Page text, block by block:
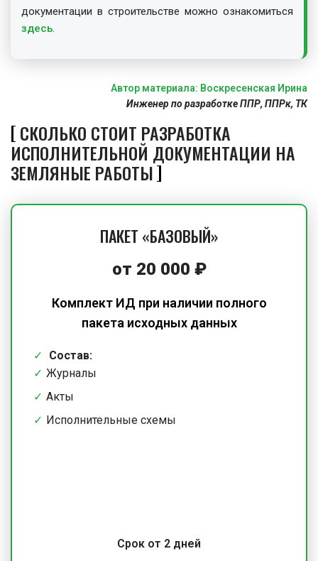
документации в строительстве можно ознакомиться
здесь.
Автор материала: Воскресенская Ирина
Инженер по разработке ППР, ППРк, ТК
СКОЛЬКО СТОИТ РАЗРАБОТКА
ИСПОЛНИТЕЛЬНОЙ ДОКУМЕНТАЦИИ НА
ЗЕМЛЯНЫЕ РАБОТЫ
ПАКЕТ «БАЗОВЫЙ»
от 20 000 ₽
Комплект ИД при наличии полного
пакета исходных данных
Состав:
Журналы
Акты
Исполнительные схемы
Срок от 2 дней